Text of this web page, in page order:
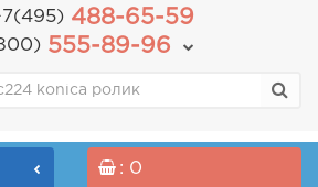
488-65-59
555-89-96
: 0